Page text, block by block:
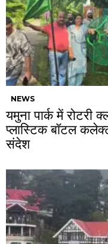
NEWS
यमुना पार्क में रोटरी
प्लास्टिक बॉटल
संदेश